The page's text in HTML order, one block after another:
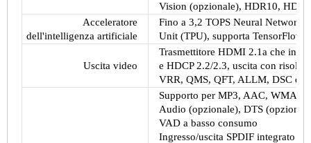
Vision (opzionale), HDR10,
Acceleratore
dell'intelligenza artificiale
Fino a 3,2 TOPS Neural Network
Unit (TPU), supporta TensorFlow
Uscita video
Trasmettitore HDMI 2.1a che
e HDCP 2.2/2.3, uscita con
VRR, QMS, QFT, ALLM, DSC e
Supporto per MP3, AAC, WMA,
Audio (opzionale), DTS
VAD a basso consumo
Ingresso/uscita SPDIF integrato